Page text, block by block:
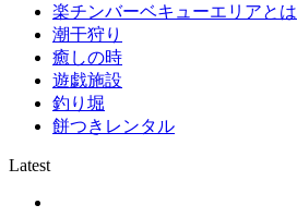
楽チンバーベキューエリアとは
潮干狩り
癒しの時
遊戯施設
釣り堀
餅つきレンタル
Latest